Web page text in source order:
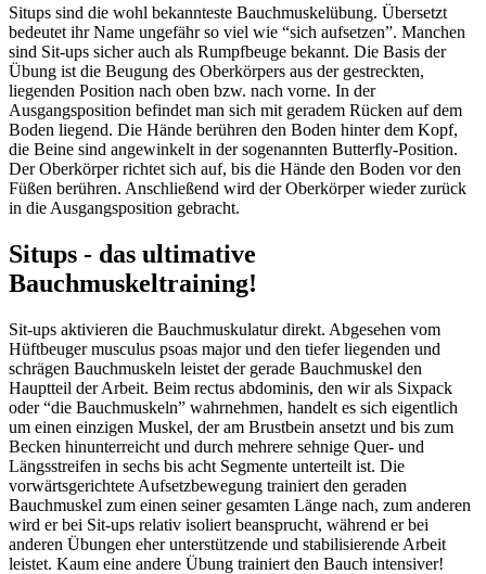
Situps sind die wohl bekannteste Bauchmuskelübung. Übersetzt
bedeutet ihr Name ungefähr so viel wie “sich aufsetzen”. Manchen
sind Sit-ups sicher auch als Rumpfbeuge bekannt. Die Basis der
Übung ist die Beugung des Oberkörpers aus der gestreckten,
liegenden Position nach oben bzw. nach vorne. In der
Ausgangsposition befindet man sich mit geradem Rücken auf dem
Boden liegend. Die Hände berühren den Boden hinter dem Kopf,
die Beine sind angewinkelt in der sogenannten Butterfly-Position.
Der Oberkörper richtet sich auf, bis die Hände den Boden vor den
Füßen berühren. Anschließend wird der Oberkörper wieder zurück
in die Ausgangsposition gebracht.
Situps - das ultimative
Bauchmuskeltraining!
Sit-ups aktivieren die Bauchmuskulatur direkt. Abgesehen vom
Hüftbeuger musculus psoas major und den tiefer liegenden und
schrägen Bauchmuskeln leistet der gerade Bauchmuskel den
Hauptteil der Arbeit. Beim rectus abdominis, den wir als Sixpack
oder “die Bauchmuskeln” wahrnehmen, handelt es sich eigentlich
um einen einzigen Muskel, der am Brustbein ansetzt und bis zum
Becken hinunterreicht und durch mehrere sehnige Quer- und
Längsstreifen in sechs bis acht Segmente unterteilt ist. Die
vorwärtsgerichtete Aufsetzbewegung trainiert den geraden
Bauchmuskel zum einen seiner gesamten Länge nach, zum anderen
wird er bei Sit-ups relativ isoliert beansprucht, während er bei
anderen Übungen eher unterstützende und stabilisierende Arbeit
leistet. Kaum eine andere Übung trainiert den Bauch intensiver!